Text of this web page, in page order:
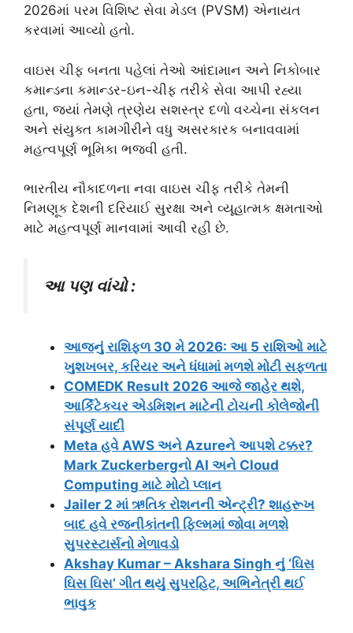
2026માં પરમ વિશિષ્ટ સેવા મેડલ (PVSM) એનાયત
કરવામાં આવ્યો હતો.
વાઇસ ચીફ બનતા પહેલાં તેઓ આંદામાન અને નિકોબાર
કમાન્ડના કમાન્ડર-ઇન-ચીફ તરીકે સેવા આપી રહ્યા
હતા, જ્યાં તેમણે ત્રણેય સશસ્ત્ર દળો વચ્ચેના સંકલન
અને સંયુક્ત કામગીરીને વધુ અસરકારક બનાવવામાં
મહત્વપૂર્ણ ભૂમિકા ભજવી હતી.
ભારતીય નૌકાદળના નવા વાઇસ ચીફ તરીકે તેમની
નિમણૂક દેશની દરિયાઈ સુરક્ષા અને વ્યૂહાત્મક ક્ષમતાઓ
માટે મહત્વપૂર્ણ માનવામાં આવી રહી છે.
આ પણ વાંચો :
આજનું રાશિફળ 30 મે 2026: આ 5 રાશિઓ માટે
ખુશખબર, કરિયર અને ધંધામાં મળશે મોટી સફળતા
COMEDK Result 2026 આજે જાહેર થશે,
આર્કિટેક્ચર એડમિશન માટેની ટોચની કોલેજોની
સંપૂર્ણ યાદી
Meta હવે AWS અને Azureને આપશે ટક્કર?
Mark Zuckerbergનો AI અને Cloud
Computing માટે મોટો પ્લાન
Jailer 2 માં ઋતિક રોશનની એન્ટ્રી? શાહરૂખ
બાદ હવે રજનીકાંતની ફિલ્મમાં જોવા મળશે
સુપરસ્ટાર્સનો મેળાવડો
Akshay Kumar – Akshara Singh નું ‘ઘિસ
ઘિસ ઘિસ’ ગીત થયું સુપરહિટ, અભિનેત્રી થઈ
ભાવુક